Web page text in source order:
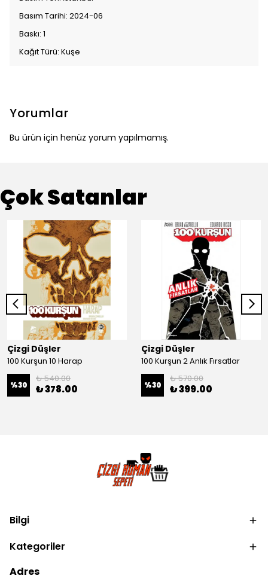
Basım Tarihi: 2024-06
Baskı: 1
Kağıt Türü: Kuşe
Yorumlar
Bu ürün için henüz yorum yapılmamış.
Çok Satanlar
Çizgi Düşler
100 Kurşun 10 Harap
%30
₺ 540.00
₺ 378.00
Çizgi Düşler
100 Kurşun 2 Anlık Fırsatlar
%30
₺ 570.00
₺ 399.00
Bilgi
Kategoriler
Adres